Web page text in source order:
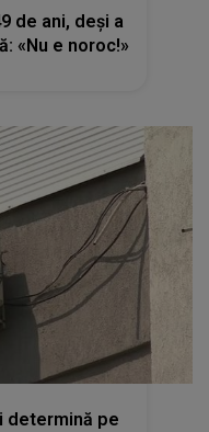
de ani, deși a
«Nu e noroc!»
determină pe